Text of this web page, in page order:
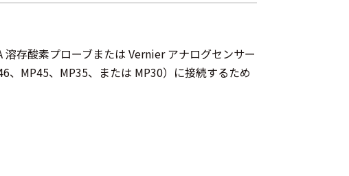
存酸素プローブまたは Vernier アナログセンサー
、MP45、MP35、または MP30）に接続するため